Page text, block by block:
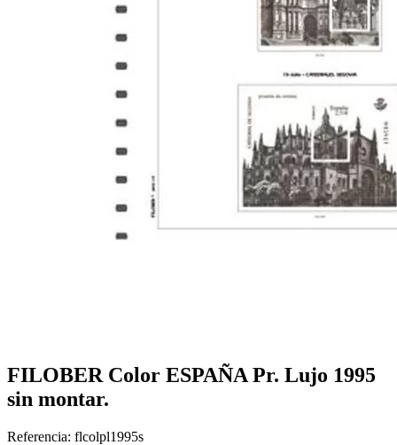
FILOBER Color ESPAÑA Pr. Lujo 1995
sin montar.
Referencia: flcolpl1995s